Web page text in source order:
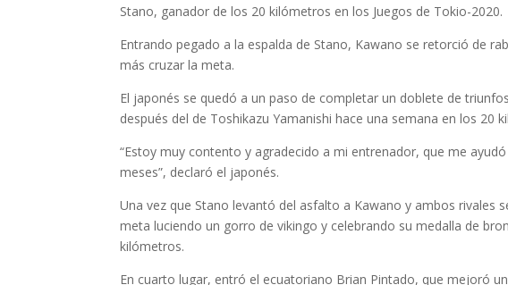
Stano, ganador de los 20 kilómetros en los Juegos de Tokio-2020.
Entrando pegado a la espalda de Stano, Kawano se retorció de
más cruzar la meta.
El japonés se quedó a un paso de completar un doblete de
después del de Toshikazu Yamanishi hace una semana en los 20
“Estoy muy contento y agradecido a mi entrenador, que me
meses”, declaró el japonés.
Una vez que Stano levantó del asfalto a Kawano y ambos rivales
meta luciendo un gorro de vikingo y celebrando su medalla de
kilómetros.
En cuarto lugar, entró el ecuatoriano Brian Pintado, que mejoró